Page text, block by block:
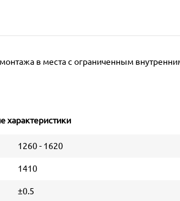
в места с ограниченным
характеристики
1260 - 1620
1410
±0.5